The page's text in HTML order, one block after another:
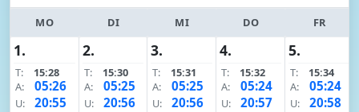
MO DI MI DO FR
1.
T:
15:28
A:
05:26
U: 20:55
2.
T:
15:30
A:
05:25
U: 20:56
3.
T:
15:31
A:
05:25
U: 20:56
4.
T:
15:32
A:
05:24
U: 20:57
5.
T:
15:34
A:
05:24
U: 20:58